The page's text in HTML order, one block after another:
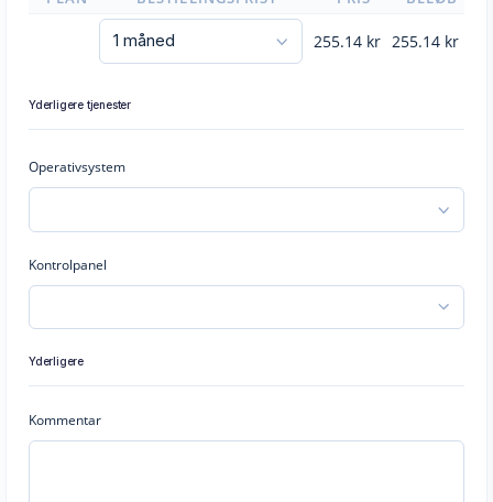
255.14 kr 255.14 kr
Yderligere tjenester
Operativsystem
Kontrolpanel
Yderligere
Kommentar